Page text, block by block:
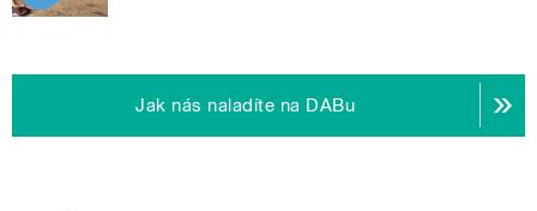
Jak nás naladíte na DABu